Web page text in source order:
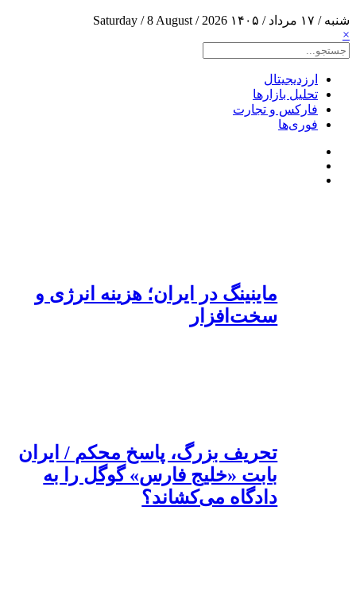
شنبه / ۱۷ مرداد / ۱۴۰۵
Saturday / 8 August / 2026
×
ارزدیجیتال
تحلیل بازارها
فارکس و تجارت
فوری‌ها
ماینینگ در ایران؛ هزینه انرژی و
سخت‌افزار
تحریف بزرگ، پاسخ محکم / ایران
بابت «خلیج فارس» گوگل را به
دادگاه می‌کشاند؟